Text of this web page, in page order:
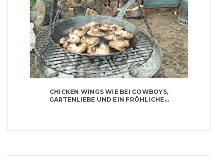
CHICKEN WINGS WIE BEI COWBOYS,
GARTENLIEBE UND EIN FRÖHLICHE...